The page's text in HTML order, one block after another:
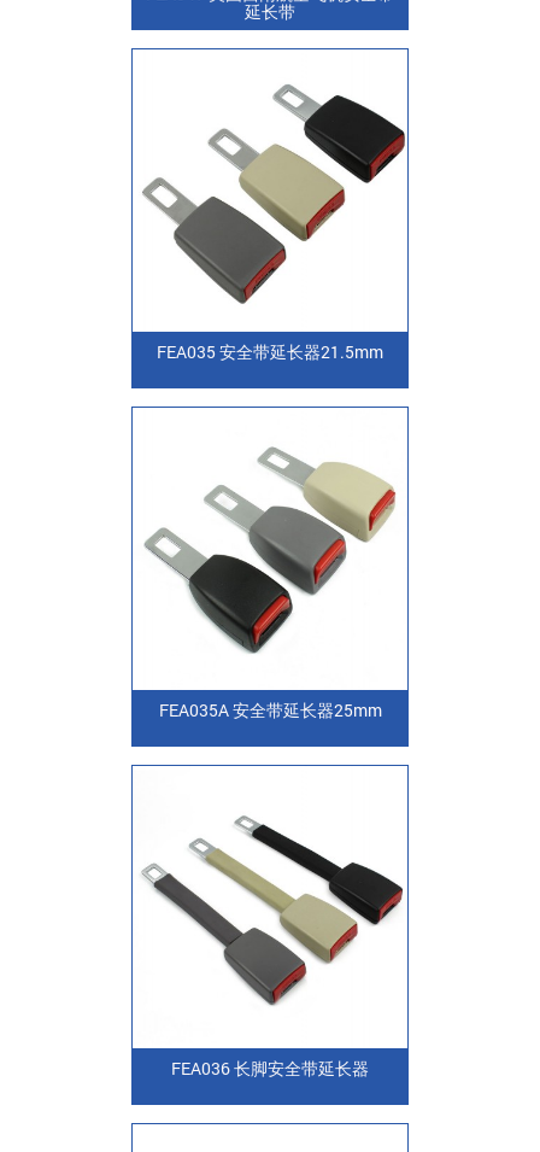
延长带
FEA035 安全带延长器21.5mm
FEA035A 安全带延长器25mm
FEA036 长脚安全带延长器